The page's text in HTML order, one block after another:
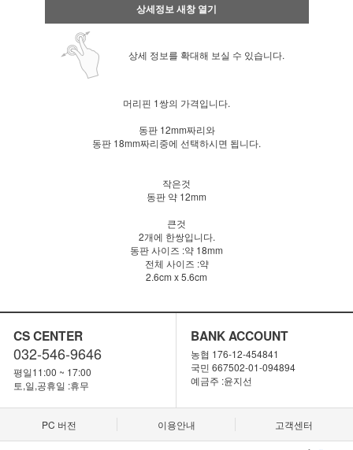
상세정보 새창 열기
상세 정보를 확대해 보실 수 있습니다.
머리핀 1쌍의 가격입니다.
동판 12mm짜리와
동판 18mm짜리중에 선택하시면 됩니다.
작은것
동판 약 12mm
큰것
2개에 한쌍입니다.
동판 사이즈 :약 18mm
전체 사이즈 :약
2.6cm x 5.6cm
CS CENTER
032-546-9646
평일11:00 ~ 17:00
토,일,공휴일 :휴무
BANK ACCOUNT
농협 176-12-454841
국민 667502-01-094894
예금주 :윤지선
PC 버전 이용안내 고객센터